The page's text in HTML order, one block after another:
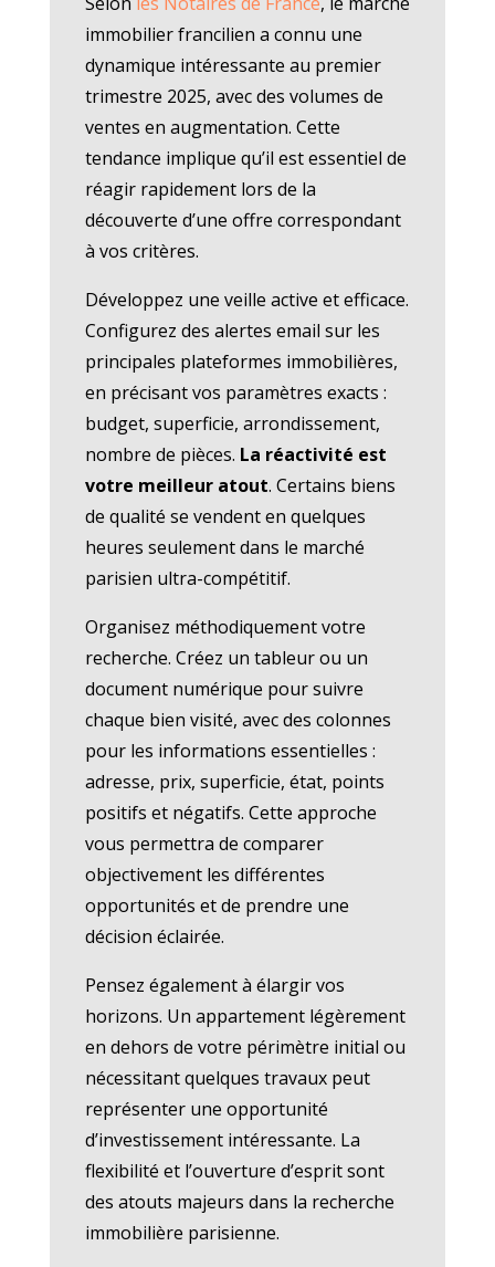
immobilier francilien a connu une
dynamique intéressante au premier
trimestre 2025, avec des volumes de
ventes en augmentation. Cette
tendance implique qu’il est essentiel de
réagir rapidement lors de la
découverte d’une offre correspondant
à vos critères.
Développez une veille active et efficace.
Configurez des alertes email sur les
principales plateformes immobilières,
en précisant vos paramètres exacts :
budget, superficie, arrondissement,
nombre de pièces. La réactivité est
votre meilleur atout. Certains biens
de qualité se vendent en quelques
heures seulement dans le marché
parisien ultra-compétitif.
Organisez méthodiquement votre
recherche. Créez un tableur ou un
document numérique pour suivre
chaque bien visité, avec des colonnes
pour les informations essentielles :
adresse, prix, superficie, état, points
positifs et négatifs. Cette approche
vous permettra de comparer
objectivement les différentes
opportunités et de prendre une
décision éclairée.
Pensez également à élargir vos
horizons. Un appartement légèrement
en dehors de votre périmètre initial ou
nécessitant quelques travaux peut
représenter une opportunité
d’investissement intéressante. La
flexibilité et l’ouverture d’esprit sont
des atouts majeurs dans la recherche
immobilière parisienne.